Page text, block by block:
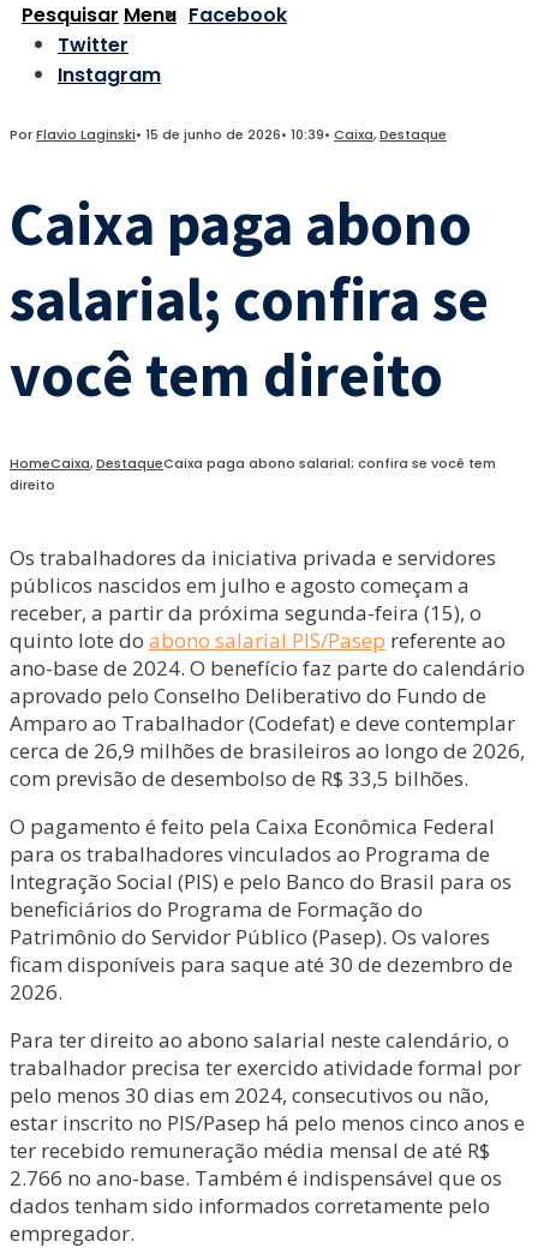
Pesquisar Menu Facebook
Twitter
Instagram
PorFlavio Laginski• 15 de junho de 2026• 10:39• Caixa,Destaque
Caixa paga abono
salarial; confira se
você tem direito
HomeCaixa,DestaqueCaixa paga abono salarial; confira se você tem
direito
Os trabalhadores da iniciativa privada e servidores
públicos nascidos em julho e agosto começam a
receber, a partir da próxima segunda-feira (15), o
quinto lote do abono salarial PIS/Pasep referente ao
ano-base de 2024. O benefício faz parte do calendário
aprovado pelo Conselho Deliberativo do Fundo de
Amparo ao Trabalhador (Codefat) e deve contemplar
cerca de 26,9 milhões de brasileiros ao longo de 2026,
com previsão de desembolso de R$ 33,5 bilhões.
O pagamento é feito pela Caixa Econômica Federal
para os trabalhadores vinculados ao Programa de
Integração Social (PIS) e pelo Banco do Brasil para os
beneficiários do Programa de Formação do
Patrimônio do Servidor Público (Pasep). Os valores
ficam disponíveis para saque até 30 de dezembro de
2026.
Para ter direito ao abono salarial neste calendário, o
trabalhador precisa ter exercido atividade formal por
pelo menos 30 dias em 2024, consecutivos ou não,
estar inscrito no PIS/Pasep há pelo menos cinco anos e
ter recebido remuneração média mensal de até R$
2.766 no ano-base. Também é indispensável que os
dados tenham sido informados corretamente pelo
empregador.